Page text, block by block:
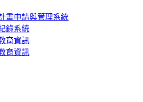
畫申請與管理系統
錄系統
育資訊
育資訊